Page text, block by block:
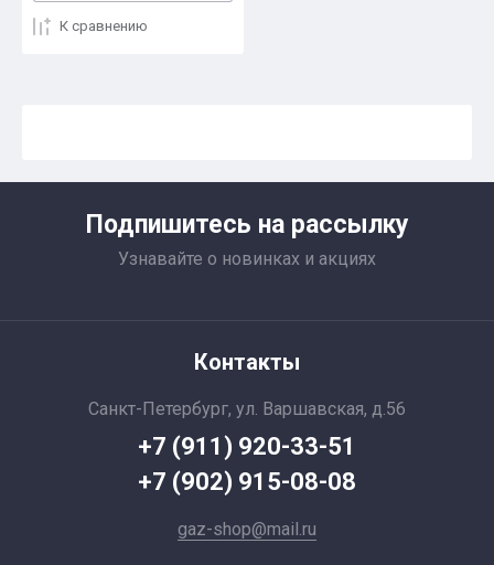
К сравнению
Подпишитесь на рассылку
Узнавайте о новинках и акциях
Контакты
Санкт-Петербург, ул. Варшавская, д.56
+7 (911) 920-33-51
+7 (902) 915-08-08
gaz-shop@mail.ru